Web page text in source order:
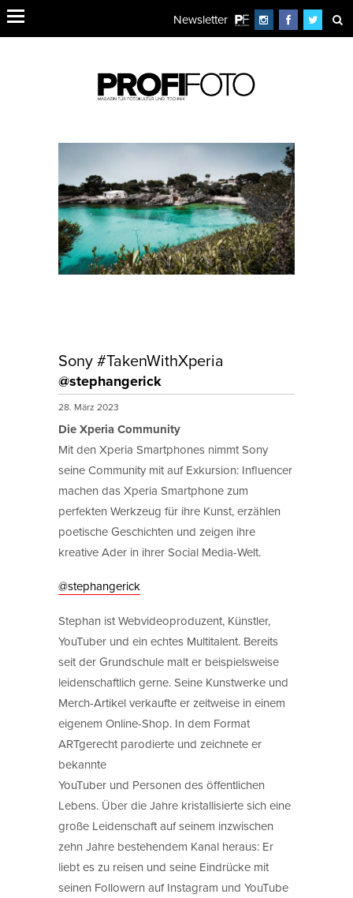
Newsletter
Sony #TakenWithXperia
@stephangerick
28. März 2023
Die Xperia Community
Mit den Xperia Smartphones nimmt Sony
seine Community mit auf Exkursion: Influencer
machen das Xperia Smartphone zum
perfekten Werkzeug für ihre Kunst, erzählen
poetische Geschichten und zeigen ihre
kreative Ader in ihrer Social Media-Welt.
@stephangerick
Stephan ist Webvideoproduzent, Künstler,
YouTuber und ein echtes Multitalent. Bereits
seit der Grundschule malt er beispielsweise
leidenschaftlich gerne. Seine Kunstwerke und
Merch-Artikel verkaufte er zeitweise in einem
eigenem Online-Shop. In dem Format
ARTgerecht parodierte und zeichnete er
bekannte
YouTuber und Personen des öffentlichen
Lebens. Über die Jahre kristallisierte sich eine
große Leidenschaft auf seinem inzwischen
zehn Jahre bestehendem Kanal heraus: Er
liebt es zu reisen und seine Eindrücke mit
seinen Followern auf Instagram und YouTube